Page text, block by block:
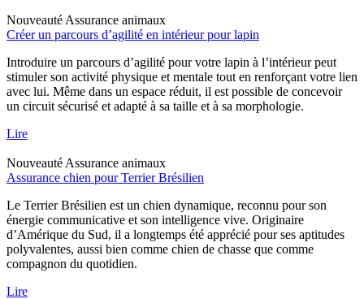
Nouveauté Assurance animaux
Créer un parcours d’agilité en intérieur pour lapin
Introduire un parcours d’agilité pour votre lapin à l’intérieur peut
stimuler son activité physique et mentale tout en renforçant votre lien
avec lui. Même dans un espace réduit, il est possible de concevoir
un circuit sécurisé et adapté à sa taille et à sa morphologie.
Lire
Nouveauté Assurance animaux
Assurance chien pour Terrier Brésilien
Le Terrier Brésilien est un chien dynamique, reconnu pour son
énergie communicative et son intelligence vive. Originaire
d’Amérique du Sud, il a longtemps été apprécié pour ses aptitudes
polyvalentes, aussi bien comme chien de chasse que comme
compagnon du quotidien.
Lire